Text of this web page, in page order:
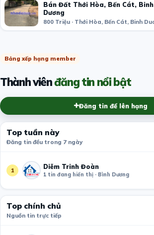
Bán Đất Thới Hòa, Bến Cát, Binh
Dương
Bảng xếp hạng member
Thành viênđăng tin nổi bật
Đăng tin để lên hạng
Top tuần này
Đăng tin đều trong 7 ngày
1 Diễm Trinh Đoàn
1 tin đang hiển thị · Bình Dương
Top chính chủ
Nguồn tin trực tiếp